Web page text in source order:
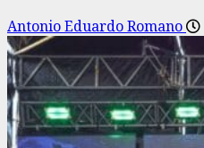
Antonio Eduardo Romano